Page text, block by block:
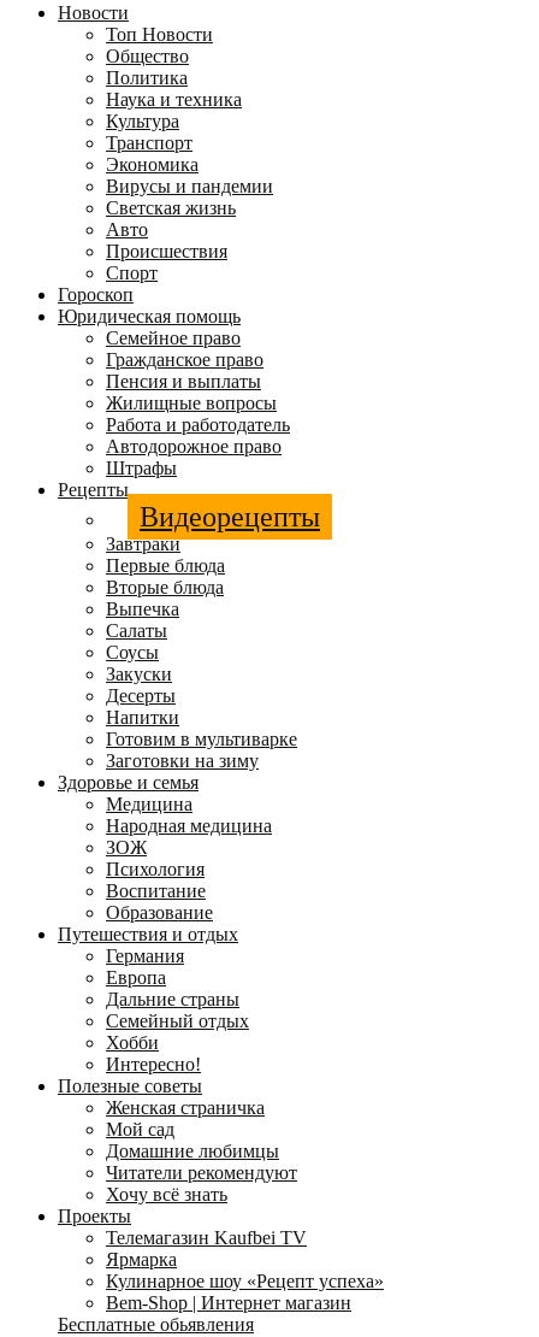
Новости
Топ Новости
Общество
Политика
Наука и техника
Культура
Транспорт
Экономика
Вирусы и пандемии
Светская жизнь
Авто
Происшествия
Спорт
Гороскоп
Юридическая помощь
Семейное право
Гражданское право
Пенсия и выплаты
Жилищные вопросы
Работа и работодатель
Автодорожное право
Штрафы
Рецепты
Видеорецепты
Завтраки
Первые блюда
Вторые блюда
Выпечка
Салаты
Соусы
Закуски
Десерты
Напитки
Готовим в мультиварке
Заготовки на зиму
Здоровье и семья
Медицина
Народная медицина
ЗОЖ
Психология
Воспитание
Образование
Путешествия и отдых
Германия
Европа
Дальние страны
Семейный отдых
Хобби
Интересно!
Полезные советы
Женская страничка
Мой сад
Домашние любимцы
Читатели рекомендуют
Хочу всё знать
Проекты
Телемагазин Kaufbei TV
Ярмарка
Кулинарное шоу «Рецепт успеха»
Bem-Shop | Интернет магазин
Бесплатные обьявления